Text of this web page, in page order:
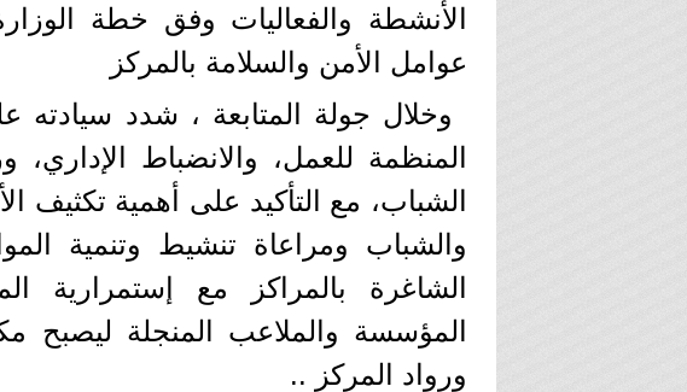
الأنشطة والفعاليات وفق خطة
عوامل الأمن والسلامة بالمركز
وخلال جولة المتابعة ، شدد سيادته
المنظمة للعمل، والانضباط الإداري،
الشباب، مع التأكيد على أهمية تكثيف
والشباب ومراعاة تنشيط وتنمية
الشاغرة بالمراكز مع إستمرارية
المؤسسة والملاعب المنجلة ليصبح
ورواد المركز ..